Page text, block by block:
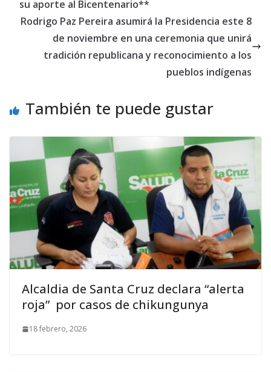
su aporte al Bicentenario**
Rodrigo Paz Pereira asumirá la Presidencia este 8
de noviembre en una ceremonia que unirá
tradición republicana y reconocimiento a los
pueblos indígenas
También te puede gustar
Alcaldia de Santa Cruz declara “alerta
roja” por casos de chikungunya
18 febrero, 2026